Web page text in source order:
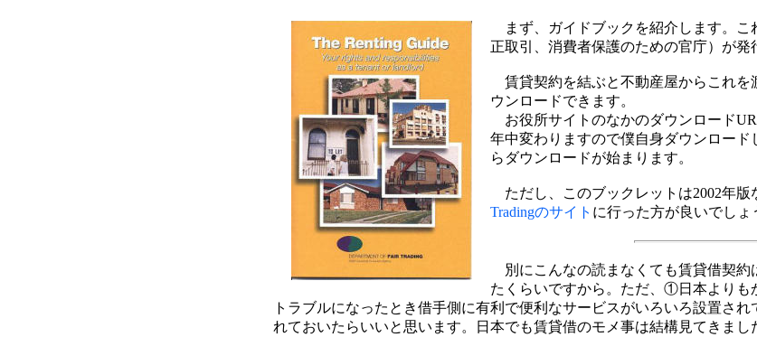
まず、ガイドブックを紹介します。こ
正取引、消費者保護のための官庁）が発
賃貸契約を結ぶと不動産屋からこれを
ウンロードできます。
お役所サイトのなかのダウンロード
年中変わりますので僕自身ダウンロード
らダウンロードが始まります。
ただし、このブックレットは2002年版
Tradingのサイト に行った方が良いでしょ
別にこんなの読まなくても賃貸借契約
たくらいですから。ただ、①日本より
トラブルになったとき借手側に有利で便利なサービスがいろいろ設置さ
れておいたらいいと思います。日本でも賃貸借のモメ事は結構見てきま